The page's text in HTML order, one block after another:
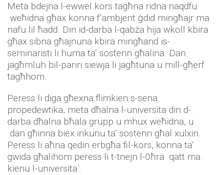
Meta bdejna l-ewwel kors tagħna ridna naqdfu
weħidna għax konna f’ambjent ġdid mingħajr ma
nafu lil ħadd. Din id-darba l-qabża hija wkoll kbira
għax sibna għajnuna kbira mingħand is-
seminaristi li huma ta’ sostenn għalina. Dan
jagħmluh bil-pariri siewja li jagħtuna u mill-għerf
tagħhom.
Peress li diga għexna flimkien s-sena
propedewtika, meta dħalna l-universita din d-
darba dħalna bħala grupp u mhux weħidna, u
dan għinna biex inkunu ta’ sostenn għal xulxin.
Peress li aħna qedin erbgħa fil-kors, konna ta’
gwida għalihom peress li t-tnejn l-0ħra qatt ma
kienu l-universita`.